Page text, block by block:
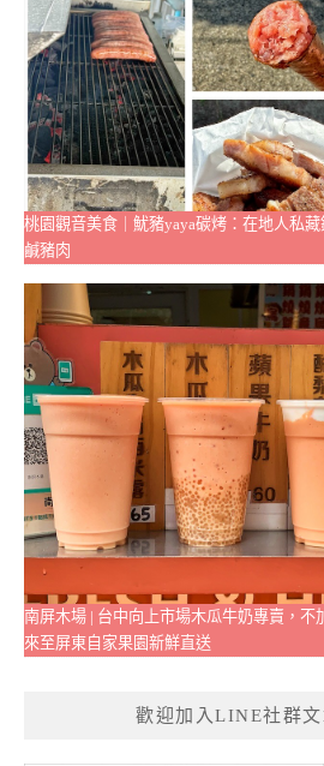
桃園觀音美食｜魷豬yaya碳烤：在地人私
鹹豬肉
南屏木場 | 台中向上市場木瓜牛奶專賣，不
來至屏東自家果園新鮮直送
歡迎加入LINE社群